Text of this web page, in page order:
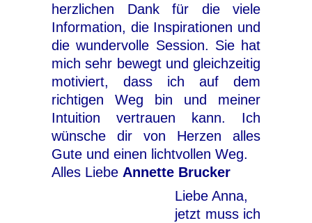
herzlichen Dank für die viele
Information, die Inspirationen und
die wundervolle Session. Sie hat
mich sehr bewegt und gleichzeitig
motiviert, dass ich auf dem
richtigen Weg bin und meiner
Intuition vertrauen kann. Ich
wünsche dir von Herzen alles
Gute und einen lichtvollen Weg.
Alles Liebe Annette Brucker
Liebe Anna,
jetzt muss ich